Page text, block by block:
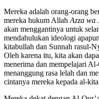
Mereka adalah orang-orang
mereka hukum AllahAzza wa
akan menggantinya untuk
mendahulukan ideologi
kitabullah dan Sunnah rasul-
Oleh karena itu, kita akan
menerima dan mempelajari Al-
menanggung rasa lelah dan